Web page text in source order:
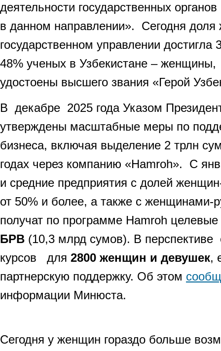
деятельности государственных
в данном направлении». Сегодня
государственном управлении
48% ученых в Узбекистане –
удостоены высшего звания «Герой
В декабре 2025 года Указом
утверждены масштабные меры по
бизнеса, включая выделение 2 трлн
годах через компанию «Hamroh». С
и средние предприятия с долей
от 50% и более, а также с женщинами-
получат по программе Hamroh
БРВ (10,3 млрд сумов). В перспективе
курсов для 2800 женщин и девушек,
партнерскую поддержку. Об этом
информации Минюста.
Сегодня у женщин гораздо больше